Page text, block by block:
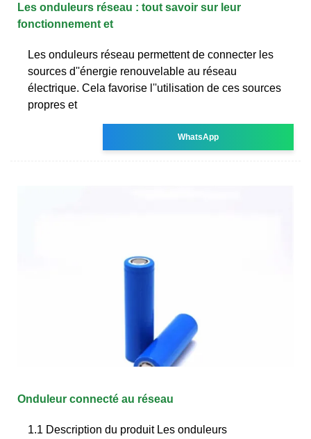
Les onduleurs réseau : tout savoir sur leur
fonctionnement et
Les onduleurs réseau permettent de connecter les
sources d''énergie renouvelable au réseau
électrique. Cela favorise l''utilisation de ces sources
propres et
WhatsApp
Onduleur connecté au réseau
1.1 Description du produit Les onduleurs